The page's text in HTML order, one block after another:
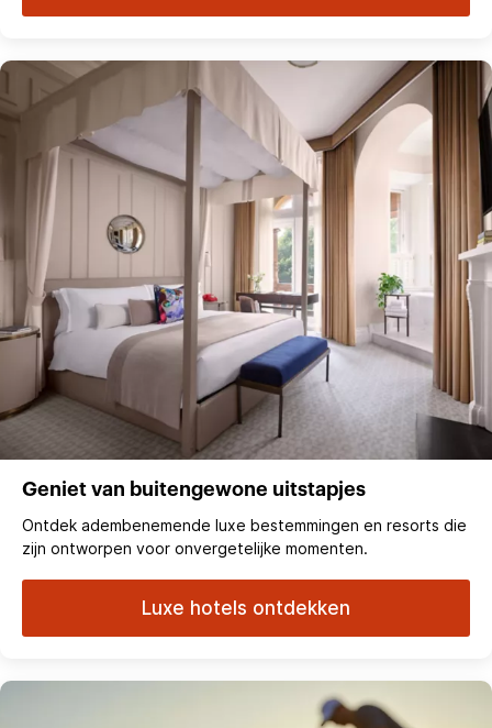
Geniet van buitengewone uitstapjes
Ontdek adembenemende luxe bestemmingen en resorts die
zijn ontworpen voor onvergetelijke momenten.
Luxe hotels ontdekken